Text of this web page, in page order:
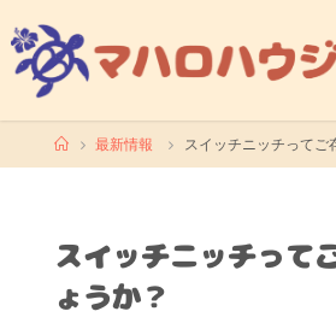
ン
テ
ホ
ー
最新情報 スイッチニッチってご
スイッチニッチって
ょうか？